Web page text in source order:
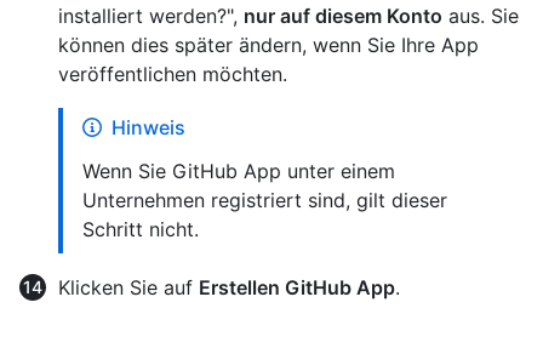
installiert werden?", nur auf diesem Konto aus. Sie
können dies später ändern, wenn Sie Ihre App
veröffentlichen möchten.
Hinweis
Wenn Sie GitHub App unter einem
Unternehmen registriert sind, gilt dieser
Schritt nicht.
Klicken Sie auf Erstellen GitHub App.